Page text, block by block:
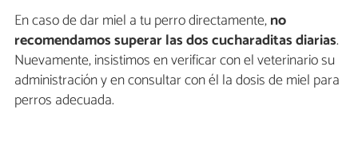
En caso de dar miel a tu perro directamente,no
recomendamos superar las dos cucharaditas diarias.
Nuevamente, insistimos en verificar con el veterinario su
administración y en consultar con él la dosis de miel para
perros adecuada.